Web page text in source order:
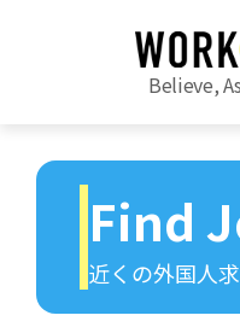
Believe,
Find
近くの外国人